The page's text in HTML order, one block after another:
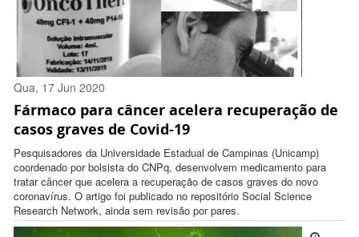
Qua, 17 Jun 2020
11:12:00 -0300
Fármaco para câncer acelera recuperação de
casos graves de Covid-19
Pesquisadores da Universidade Estadual de Campinas (Unicamp)
coordenado por bolsista do CNPq, desenvolvem medicamento para
tratar câncer que acelera a recuperação de casos graves do novo
coronavírus. O artigo foi publicado no repositório Social Science
Research Network, ainda sem revisão por pares.